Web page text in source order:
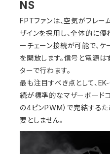
NS
FPTファンは、空気がフレー
ザインを採用し、全体的に優
ーチェーン接続が可能で、
を開放します。信号と電源
ターで行わます。
最も注目すべき点として、
続が標準的なマザーボード
の4ピンPWM）で完結する
要としません。